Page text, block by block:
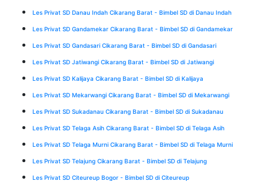
Les Privat SD Danau Indah Cikarang Barat - Bimbel SD di Danau Indah
Les Privat SD Gandamekar Cikarang Barat - Bimbel SD di Gandamekar
Les Privat SD Gandasari Cikarang Barat - Bimbel SD di Gandasari
Les Privat SD Jatiwangi Cikarang Barat - Bimbel SD di Jatiwangi
Les Privat SD Kalijaya Cikarang Barat - Bimbel SD di Kalijaya
Les Privat SD Mekarwangi Cikarang Barat - Bimbel SD di Mekarwangi
Les Privat SD Sukadanau Cikarang Barat - Bimbel SD di Sukadanau
Les Privat SD Telaga Asih Cikarang Barat - Bimbel SD di Telaga Asih
Les Privat SD Telaga Murni Cikarang Barat - Bimbel SD di Telaga Murni
Les Privat SD Telajung Cikarang Barat - Bimbel SD di Telajung
Les Privat SD Citeureup Bogor - Bimbel SD di Citeureup